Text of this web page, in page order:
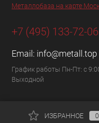
Металлобаза на карте
+7 (495) 133-72-06
Email: info@metall.top
График работы Пн-Пт: с
Выходной
ИЗБРАННОЕ 0